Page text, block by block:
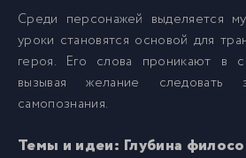
15 015
16 016
17 017
Среди персонажей выделяется
уроки становятся основой для
героя. Его слова проникают в
вызывая желание
самопознания.
Темы и идеи: Глубина